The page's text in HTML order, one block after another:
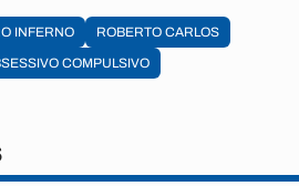
INFERNO
ROBERTO CARLOS
COMPULSIVO